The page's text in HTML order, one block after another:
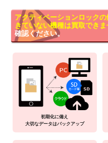
アクティベーションロック
きていない機種は買取できま
確認ください。
初期化に備え
大切なデータはバックアップ